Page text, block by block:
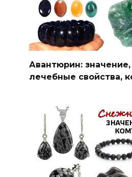
Авантюрин:
лечебные свойства,